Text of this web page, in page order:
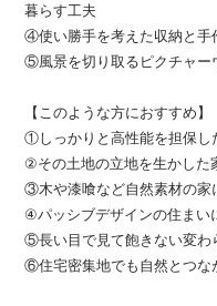
暮らす工夫
④使い勝手を考えた収納と手
⑤風景を切り取るピクチャー
【このような方におすすめ】
①しっかりと高性能を担保し
②その土地の立地を生かした
③木や漆喰など自然素材の家
④パッシブデザインの住まい
⑤長い目で見て飽きない変わ
⑥住宅密集地でも自然とつな